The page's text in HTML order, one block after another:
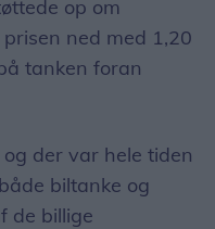
op om
ned med 1,20
tanken foran
der var hele tiden
biltanke og
de billige